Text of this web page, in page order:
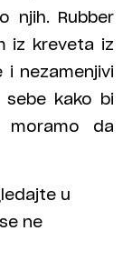
njih. Rubber
iz kreveta iz
nezamenjivi
kako bi
moramo da
u
ne